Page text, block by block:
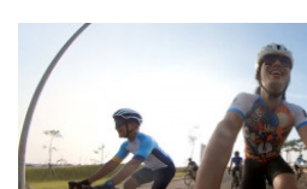
physiotherapist untuk timnas sepak